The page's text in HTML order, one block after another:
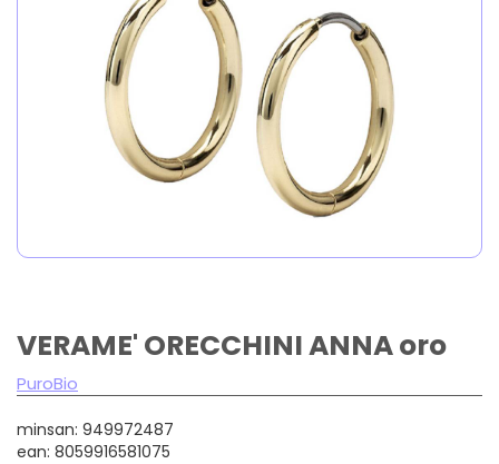
VERAME' ORECCHINI ANNA oro
PuroBio
minsan: 949972487
ean: 8059916581075